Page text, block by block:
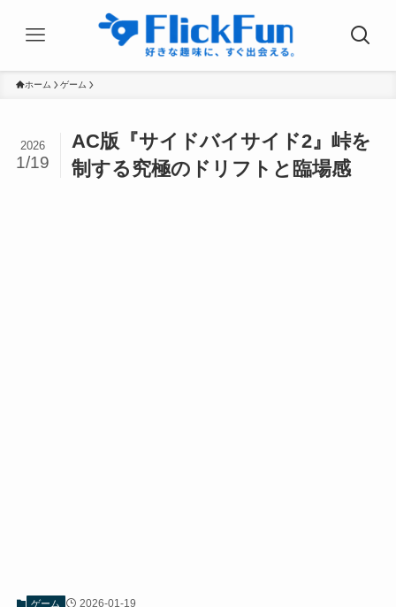
ホーム ゲーム
AC版『サイドバイサイド2』峠を
制する究極のドリフトと臨場感
2026
1/19
ゲーム 2026-01-19